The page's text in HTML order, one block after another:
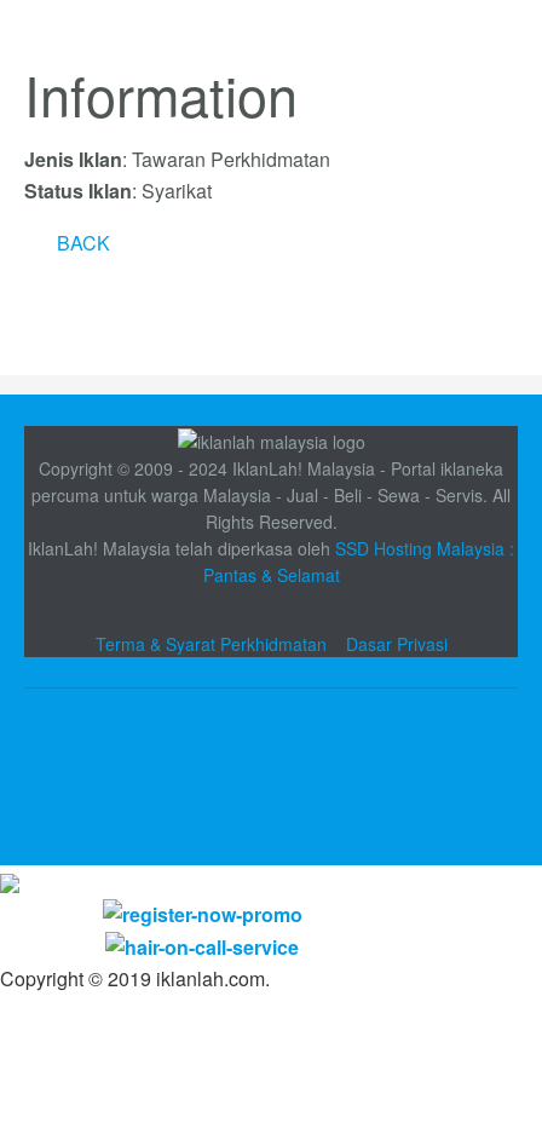
Information
Jenis Iklan: Tawaran Perkhidmatan
Status Iklan: Syarikat
BACK
Copyright © 2009 - 2024 IklanLah! Malaysia - Portal iklaneka
percuma untuk warga Malaysia - Jual - Beli - Sewa - Servis. All
Rights Reserved.
IklanLah! Malaysia telah diperkasa oleh SSD Hosting Malaysia :
Pantas & Selamat
Terma & Syarat Perkhidmatan Dasar Privasi
Copyright © 2019 iklanlah.com.